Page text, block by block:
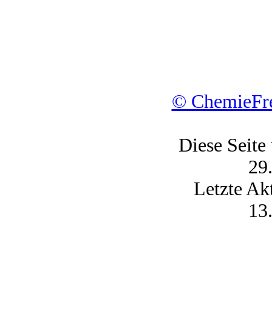
©
Diese
Letzte